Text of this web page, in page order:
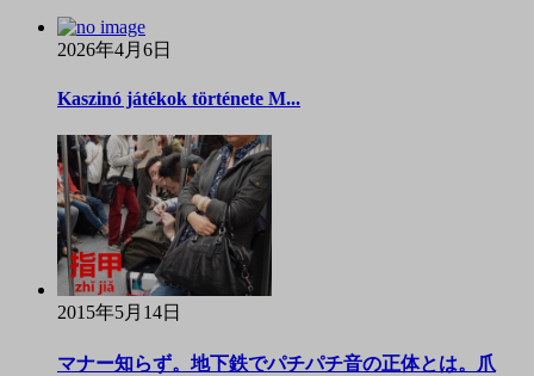
2026年4月6日
Kaszinó játékok története M...
2015年5月14日
マナー知らず。地下鉄でパチパチ音の正体とは。爪